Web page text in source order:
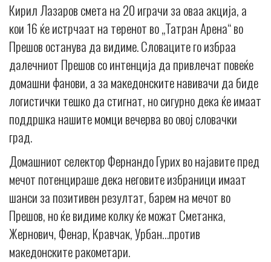
Кирил Лазаров смета на 20 играчи за оваа акција, а
кои 16 ќе истрчаат на теренот во „Татран Арена“ во
Прешов останува да видиме. Словаците го избраа
далечниот Прешов со интенција да привлечат повеќе
домашни фанови, а за македонските навивачи да биде
логистички тешко да стигнат, но сигурно дека ќе имаат
поддршка нашите момци вечерва во овој словачки
град.
Домашниот селектор Фернандо Гурих во најавите пред
мечот потенцираше дека неговите избраници имаат
шанси за позитивен резултат, барем на мечот во
Прешов, но ќе видиме колку ќе можат Сметанка,
Жернович, Фенар, Кравчак, Урбан…против
македонските ракометари.